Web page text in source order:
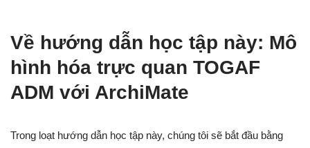
Về hướng dẫn học tập này: Mô
hình hóa trực quan TOGAF
ADM với ArchiMate
Trong loạt hướng dẫn học tập này, chúng tôi sẽ bắt đầu bằng